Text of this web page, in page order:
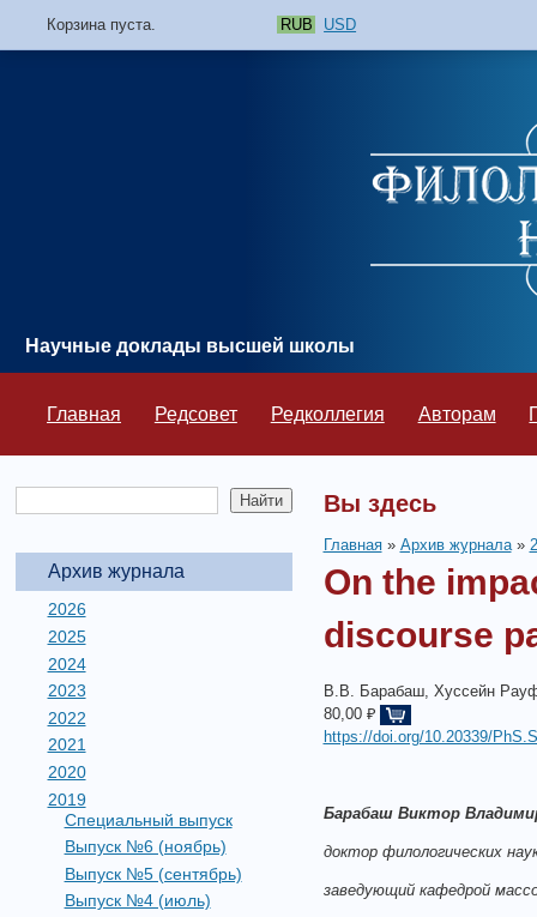
Корзина пуста. RUB USD
Научные доклады высшей школы
Главная Редсовет Редколлегия Авторам
Архив журнала
2026
2025
2024
2023
2022
2021
2020
2019
Специальный выпуск
Выпуск №6 (ноябрь)
Выпуск №5 (сентябрь)
Выпуск №4 (июль)
Вы здесь
Главная» Архив журнала»
On the
discourse
В.В. Барабаш, Хуссейн
80,00 ₽
https://doi.org/10.20339/
Барабаш Виктор
доктор филологических
заведующий кафедрой